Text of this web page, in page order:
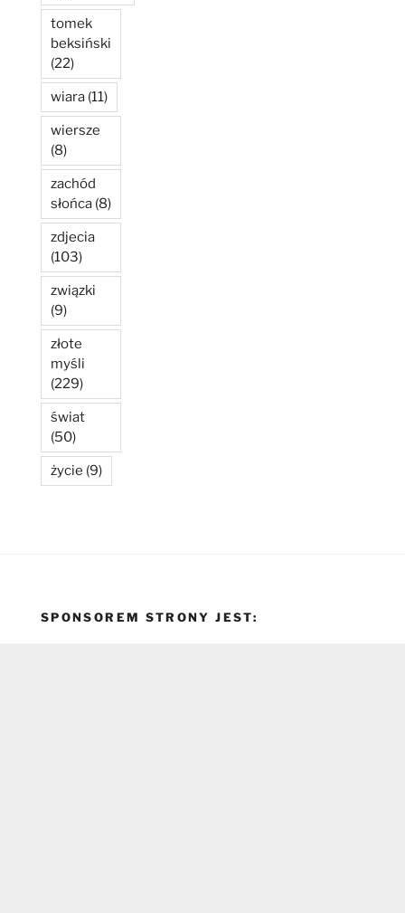
tomek
beksiński
(22)
wiara (11)
wiersze
(8)
zachód
słońca (8)
zdjecia
(103)
związki
(9)
złote
myśli
(229)
świat
(50)
życie (9)
SPONSOREM STRONY JEST: